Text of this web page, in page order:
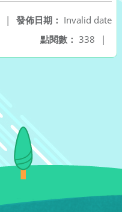
發佈日期： Invalid date
|
點閱數： 338 |